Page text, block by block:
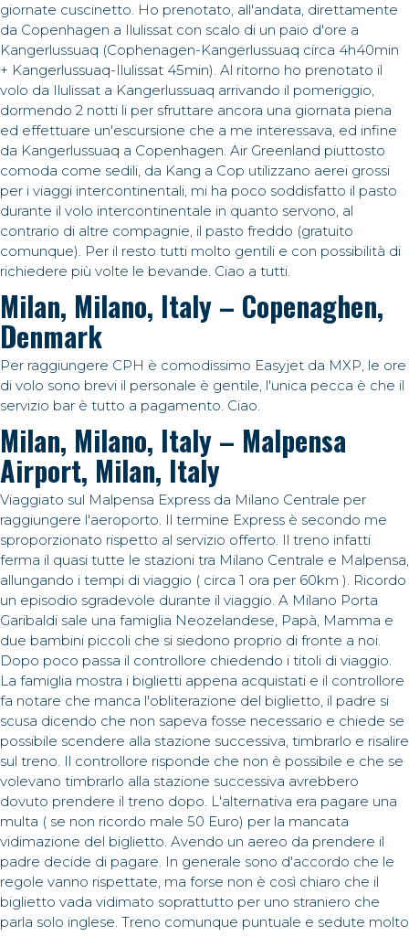
giornate cuscinetto. Ho prenotato, all'andata, direttamente
da Copenhagen a Ilulissat con scalo di un paio d'ore a
Kangerlussuaq (Cophenagen-Kangerlussuaq circa 4h40min
+ Kangerlussuaq-Ilulissat 45min). Al ritorno ho prenotato il
volo da Ilulissat a Kangerlussuaq arrivando il pomeriggio,
dormendo 2 notti li per sfruttare ancora una giornata piena
ed effettuare un'escursione che a me interessava, ed infine
da Kangerlussuaq a Copenhagen. Air Greenland piuttosto
comoda come sedili, da Kang a Cop utilizzano aerei grossi
per i viaggi intercontinentali, mi ha poco soddisfatto il pasto
durante il volo intercontinentale in quanto servono, al
contrario di altre compagnie, il pasto freddo (gratuito
comunque). Per il resto tutti molto gentili e con possibilità di
richiedere più volte le bevande. Ciao a tutti.
Milan, Milano, Italy – Copenaghen,
Denmark
Per raggiungere CPH è comodissimo Easyjet da MXP, le ore
di volo sono brevi il personale è gentile, l'unica pecca è che il
servizio bar è tutto a pagamento. Ciao.
Milan, Milano, Italy – Malpensa
Airport, Milan, Italy
Viaggiato sul Malpensa Express da Milano Centrale per
raggiungere l'aeroporto. Il termine Express è secondo me
sproporzionato rispetto al servizio offerto. Il treno infatti
ferma il quasi tutte le stazioni tra Milano Centrale e Malpensa,
allungando i tempi di viaggio ( circa 1 ora per 60km ). Ricordo
un episodio sgradevole durante il viaggio. A Milano Porta
Garibaldi sale una famiglia Neozelandese, Papà, Mamma e
due bambini piccoli che si siedono proprio di fronte a noi.
Dopo poco passa il controllore chiedendo i titoli di viaggio.
La famiglia mostra i biglietti appena acquistati e il controllore
fa notare che manca l'obliterazione del biglietto, il padre si
scusa dicendo che non sapeva fosse necessario e chiede se
possibile scendere alla stazione successiva, timbrarlo e risalire
sul treno. Il controllore risponde che non è possibile e che se
volevano timbrarlo alla stazione successiva avrebbero
dovuto prendere il treno dopo. L'alternativa era pagare una
multa ( se non ricordo male 50 Euro) per la mancata
vidimazione del biglietto. Avendo un aereo da prendere il
padre decide di pagare. In generale sono d'accordo che le
regole vanno rispettate, ma forse non è così chiaro che il
biglietto vada vidimato soprattutto per uno straniero che
parla solo inglese. Treno comunque puntuale e sedute molto